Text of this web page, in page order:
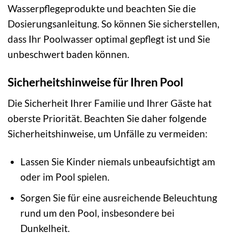
Wasserpflegeprodukte und beachten Sie die
Dosierungsanleitung. So können Sie sicherstellen,
dass Ihr Poolwasser optimal gepflegt ist und Sie
unbeschwert baden können.
Sicherheitshinweise für Ihren Pool
Die Sicherheit Ihrer Familie und Ihrer Gäste hat
oberste Priorität. Beachten Sie daher folgende
Sicherheitshinweise, um Unfälle zu vermeiden:
Lassen Sie Kinder niemals unbeaufsichtigt am
oder im Pool spielen.
Sorgen Sie für eine ausreichende Beleuchtung
rund um den Pool, insbesondere bei
Dunkelheit.